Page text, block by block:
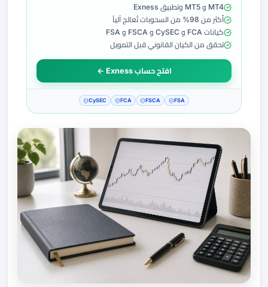
MT4 و MT5 وتطبيق Exness
أكثر من 98% من السحوبات تُعالج آلياً
كيانات FCA و CySEC و FSCA و FSA
تحقق من الكيان القانوني قبل التمويل
افتح حساب Exness ←
CySEC FCA FSCA FSA